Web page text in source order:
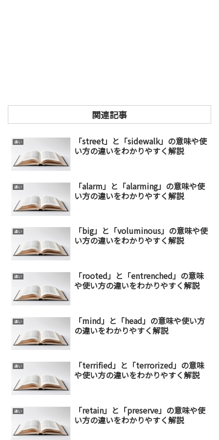
関連記事
違い
「street」と「sidewalk」の意味や使
い方の違いをわかりやすく解説
違い
「alarm」と「alarming」の意味や使
い方の違いをわかりやすく解説
違い
「big」と「voluminous」の意味や使
い方の違いをわかりやすく解説
違い
「rooted」と「entrenched」の意味
や使い方の違いをわかりやすく解説
違い
「mind」と「head」の意味や使い方
の違いをわかりやすく解説
違い
「terrified」と「terrorized」の意味
や使い方の違いをわかりやすく解説
違い
「retain」と「preserve」の意味や使
い方の違いをわかりやすく解説